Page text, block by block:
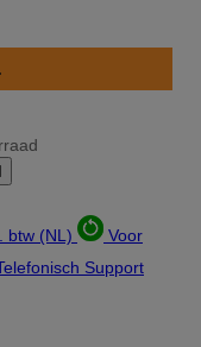
btw (NL)
Voor
Support